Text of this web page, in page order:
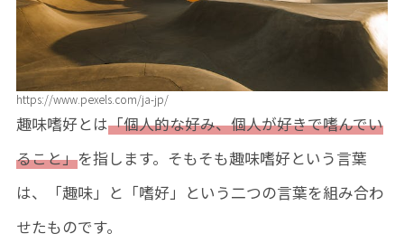
https://www.pexels.com/ja-jp/
趣味嗜好とは「個人的な好み、個人が好きで嗜んでい
ること」を指します。そもそも趣味嗜好という言葉
は、「趣味」と「嗜好」という二つの言葉を組み合わ
せたものです。